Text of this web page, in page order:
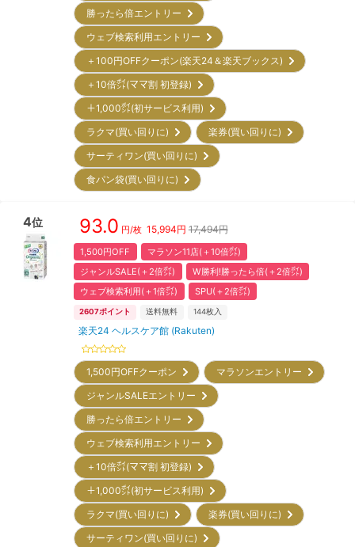
勝ったら倍エントリー
ウェブ検索利用エントリー
＋100円OFFクーポン(楽天24＆楽天ブックス)
＋10倍㌽(ママ割 初登録)
＋1,000㌽(初サービス利用)
ラクマ(買い回りに)
楽券(買い回りに)
サーティワン(買い回りに)
食パン袋(買い回りに)
4位 93.0 円/枚 15,994円 17,494円
1,500円OFF
マラソン11店(＋10倍㌽)
ジャンルSALE(＋2倍㌽)
W勝利!勝ったら倍(＋2倍㌽)
ウェブ検索利用(＋1倍㌽)
SPU(＋2倍㌽)
2607ポイント 送料無料 144枚入
楽天24 ヘルスケア館 (Rakuten)
1,500円OFFクーポン
マラソンエントリー
ジャンルSALEエントリー
勝ったら倍エントリー
ウェブ検索利用エントリー
＋10倍㌽(ママ割 初登録)
＋1,000㌽(初サービス利用)
ラクマ(買い回りに)
楽券(買い回りに)
サーティワン(買い回りに)